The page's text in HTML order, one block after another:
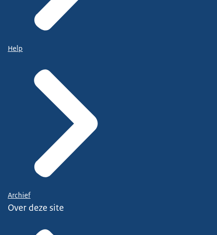
Help
Archief
Over deze site